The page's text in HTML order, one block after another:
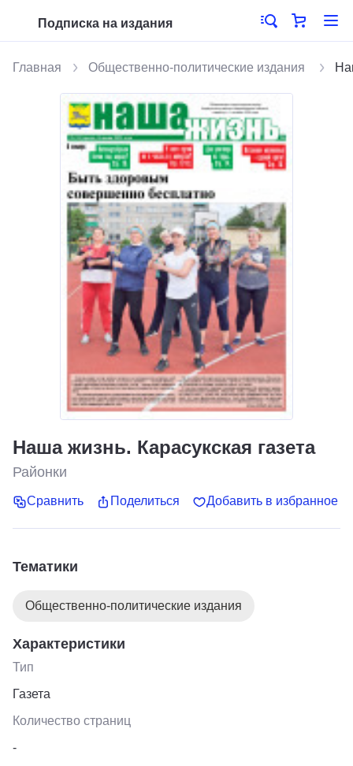
Подписка на издания
Главная Общественно-политические издания
Наша жизнь. Карасукская газета
Районки
Сравнить Поделиться Добавить в избранное
Тематики
Общественно-политические издания
Характеристики
Тип
Газета
Количество страниц
-